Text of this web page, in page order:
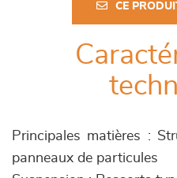
CE
Principales matières :
panneaux de particules